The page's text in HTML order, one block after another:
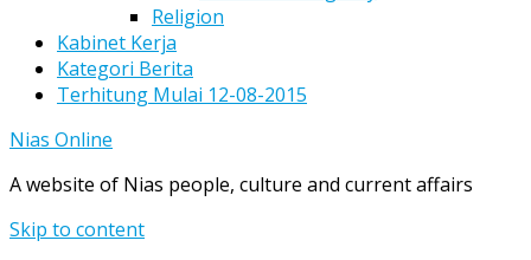
Religion
Kabinet Kerja
Kategori Berita
Terhitung Mulai 12-08-2015
Nias Online
A website of Nias people, culture and current affairs
Skip to content